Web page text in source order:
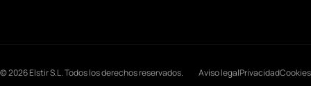
© 2026 Elstir S.L. Todos los derechos reservados. Aviso legalPrivacidadCookies